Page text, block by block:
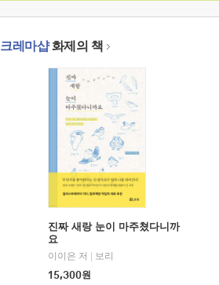
크레마샵화제의 책
진짜 새랑 눈이 마주쳤다니까
요
이이은 저
보리
15,300원